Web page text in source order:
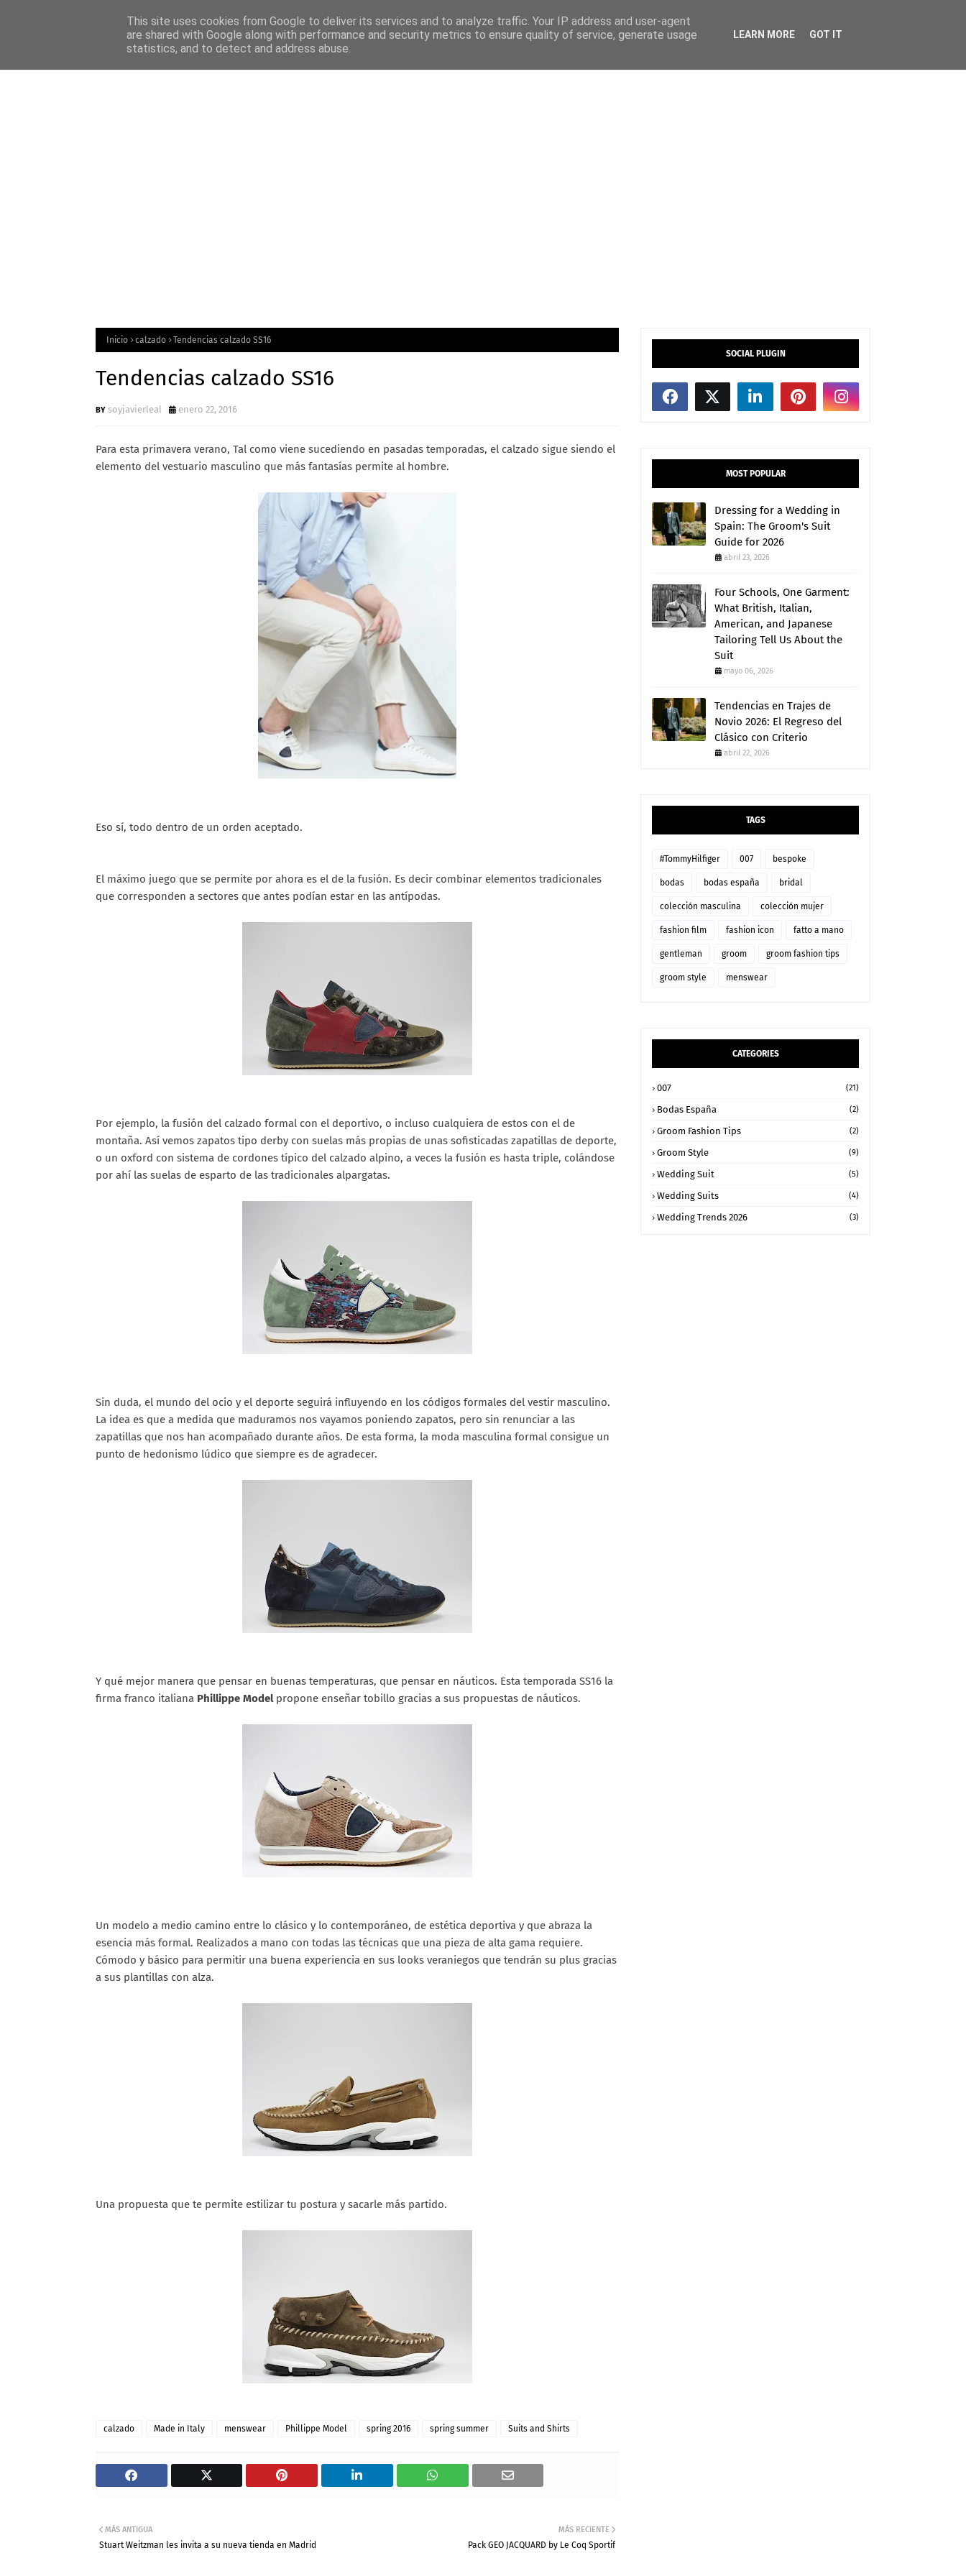
Home Features Menciones Mega Menu
Inicio calzado Tendencias calzado SS16
Tendencias calzado SS16
soyjavierleal enero 22, 2016
Para esta primavera verano, Tal como viene sucediendo en pasadas temporadas, el calzado sigue siendo el
elemento del vestuario masculino que más fantasías permite al hombre.
Eso sí, todo dentro de un orden aceptado.
El máximo juego que se permite por ahora es el de la fusión. Es decir combinar elementos tradicionales
que corresponden a sectores que antes podían estar en las antípodas.
Por ejemplo, la fusión del calzado formal con el deportivo, o incluso cualquiera de estos con el de
montaña. Así vemos zapatos tipo derby con suelas más propias de unas sofisticadas zapatillas de deporte,
o un oxford con sistema de cordones típico del calzado alpino, a veces la fusión es hasta triple, colándose
por ahí las suelas de esparto de las tradicionales alpargatas.
Sin duda, el mundo del ocio y el deporte seguirá influyendo en los códigos formales del vestir masculino.
La idea es que a medida que maduramos nos vayamos poniendo zapatos, pero sin renunciar a las
zapatillas que nos han acompañado durante años. De esta forma, la moda masculina formal consigue un
punto de hedonismo lúdico que siempre es de agradecer.
Y qué mejor manera que pensar en buenas temperaturas, que pensar en náuticos. Esta temporada SS16 la
firma franco italiana Phillippe Model propone enseñar tobillo gracias a sus propuestas de náuticos.
Un modelo a medio camino entre lo clásico y lo contemporáneo, de estética deportiva y que abraza la
esencia más formal. Realizados a mano con todas las técnicas que una pieza de alta gama requiere.
Cómodo y básico para permitir una buena experiencia en sus looks veraniegos que tendrán su plus gracias
a sus plantillas con alza.
Una propuesta que te permite estilizar tu postura y sacarle más partido.
calzado Made in Italy menswear Phillippe Model spring 2016 spring summer Suits and Shirts
MÁS RECIENTE
Pack GEO JACQUARD by Le Coq Sportif
MÁS ANTIGUA
Stuart Weitzman les invita a su nueva tienda en Madrid
SOCIAL PLUGIN
MOST POPULAR
Dressing for a Wedding in
Spain: The Groom's Suit
Guide for 2026
abril 23, 2026
Four Schools, One Garment:
What British, Italian,
American, and Japanese
Tailoring Tell Us About the
Suit
mayo 06, 2026
Tendencias en Trajes de
Novio 2026: El Regreso del
Clásico con Criterio
abril 22, 2026
TAGS
#TommyHilfiger 007 bespoke
bodas bodas españa bridal
colección masculina colección mujer
fashion film fashion icon fatto a mano
gentleman groom groom fashion tips
groom style menswear
CATEGORIES
007 (21)
Bodas España (2)
Groom Fashion Tips (2)
Groom Style (9)
Wedding Suit (5)
Wedding Suits (4)
Wedding Trends 2026 (3)
This site uses cookies from Google to deliver its services and to analyze traffic. Your IP address and user-agent
are shared with Google along with performance and security metrics to ensure quality of service, generate usage
statistics, and to detect and address abuse.
LEARN MORE GOT IT